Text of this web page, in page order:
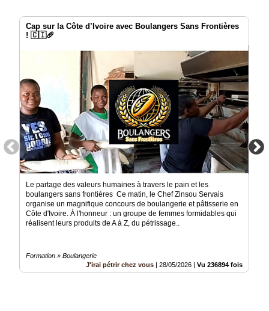
Cap sur la Côte d’Ivoire avec Boulangers Sans Frontières
! 🇨🇮🥖
Le partage des valeurs humaines à travers le pain et les
boulangers sans frontières Ce matin, le Chef Zinsou Servais
organise un magnifique concours de boulangerie et pâtisserie en
Côte d'Ivoire. À l'honneur : un groupe de femmes formidables qui
réalisent leurs produits de A à Z, du pétrissage..
Formation » Boulangerie
J'irai pétrir chez vous
28/05/2026 Vu 236894 fois